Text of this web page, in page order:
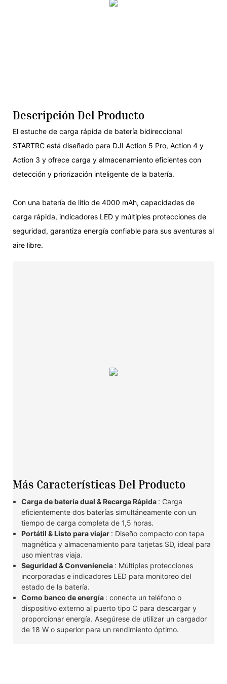
Descripción Del Producto
El estuche de carga rápida de batería bidireccional
STARTRC está diseñado para DJI Action 5 Pro, Action 4 y
Action 3 y ofrece carga y almacenamiento eficientes con
detección y priorización inteligente de la batería.
Con una batería de litio de 4000 mAh, capacidades de
carga rápida, indicadores LED y múltiples protecciones de
seguridad, garantiza energía confiable para sus aventuras al
aire libre.
Más Características Del Producto
Carga de batería dual & Recarga Rápida : Carga
eficientemente dos baterías simultáneamente con un
tiempo de carga completa de 1,5 horas.
Portátil & Listo para viajar : Diseño compacto con tapa
magnética y almacenamiento para tarjetas SD, ideal para
uso mientras viaja.
Seguridad & Conveniencia : Múltiples protecciones
incorporadas e indicadores LED para monitoreo del
estado de la batería.
Como banco de energía : conecte un teléfono o
dispositivo externo al puerto tipo C para descargar y
proporcionar energía. Asegúrese de utilizar un cargador
de 18 W o superior para un rendimiento óptimo.